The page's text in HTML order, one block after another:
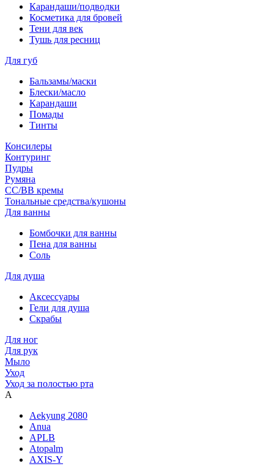
Карандаши/подводки
Косметика для бровей
Тени для век
Тушь для ресниц
Для губ
Бальзамы/маски
Блески/масло
Карандаши
Помады
Тинты
Консилеры
Контуринг
Пудры
Румяна
СС/ВВ кремы
Тональные средства/кушоны
Для ванны
Бомбочки для ванны
Пена для ванны
Соль
Для душа
Аксессуары
Гели для душа
Скрабы
Для ног
Для рук
Мыло
Уход
Уход за полостью рта
A
Aekyung 2080
Anua
APLB
Atopalm
AXIS-Y